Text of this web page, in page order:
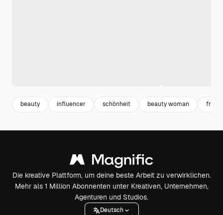
beauty influencer schönheit beauty woman frau
Die kreative Plattform, um deine beste Arbeit zu verwirklichen.
Mehr als 1 Million Abonnenten unter Kreativen, Unternehmen,
Agenturen und Studios.
Deutsch